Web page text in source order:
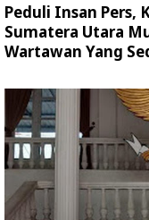
Peduli Insan Pers,
Sumatera Utara
Wartawan Yang